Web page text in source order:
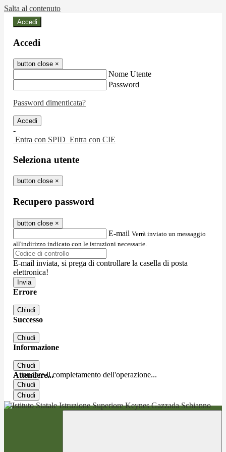
Salta al contenuto
Accedi
Accedi
button close ×
Nome Utente
Password
Password dimenticata?
-
Entra con SPID Entra con CIE
Seleziona utente
button close ×
Recupero password
button close ×
E-mail Verrà inviato un messaggio
all'indirizzo indicato con le istruzioni necessarie.
E-mail inviata, si prega di controllare la casella di posta
elettronica!
Errore
Chiudi
Successo
Chiudi
Informazione
Chiudi
Attendere...
Attendere il completamento dell'operazione...
Chiudi
Chiudi